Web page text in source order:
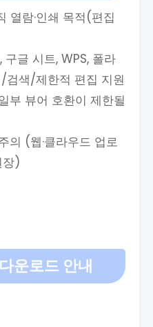
열람·인쇄 목적(편집
글 시트, WPS, 폴라
검색/제한적 편집 지원
부 뷰어 호환이 제한될
의 (웹·클라우드 업로
장)
운로드 안내